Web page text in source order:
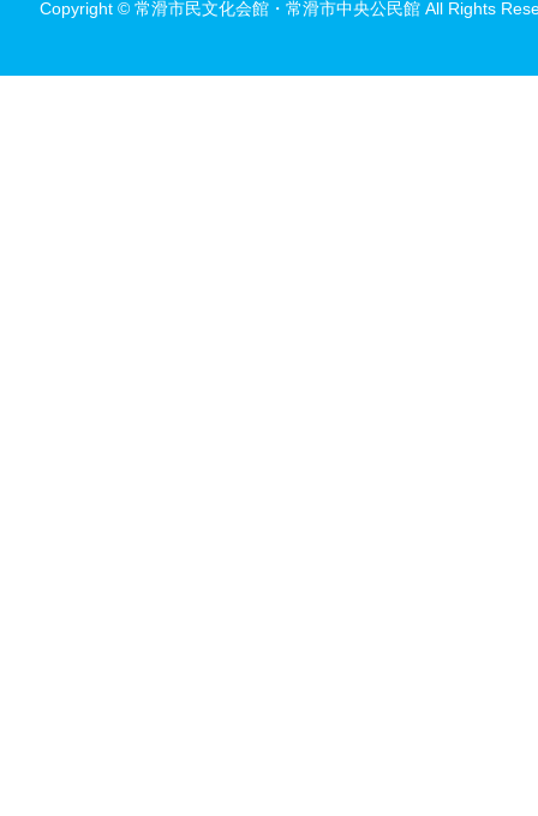
Copyright © 常滑市民文化会館・常滑市中央公民館 All Rights